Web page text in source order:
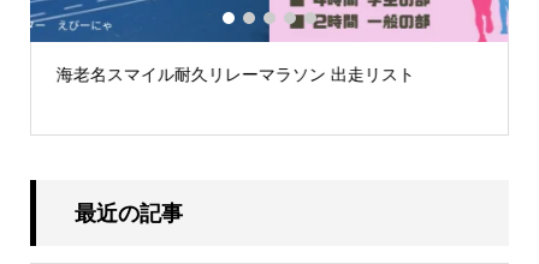
第59回荒川スマイルマラソン大会案内
1 2 3 4 5
最近の記事